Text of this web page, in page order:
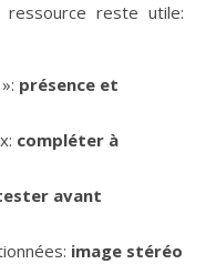
reste utile:
présence et
compléter à
avant
image stéréo